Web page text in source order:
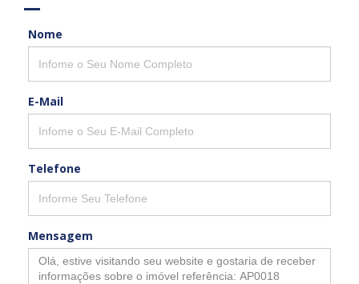
Nome
E-Mail
Telefone
Mensagem